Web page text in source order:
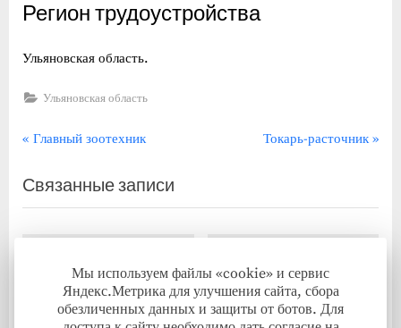
Регион трудоустройства
Ульяновская область.
Ульяновская область
Навигация
П
е
д
ы
Главный зоотехник
С
д
у
щ
а
я
Токарь-расточник
Связанные записи
Мы используем файлы «cookie» и сервис
Яндекс.Метрика для улучшения сайта, сбора
обезличенных данных и защиты от ботов. Для